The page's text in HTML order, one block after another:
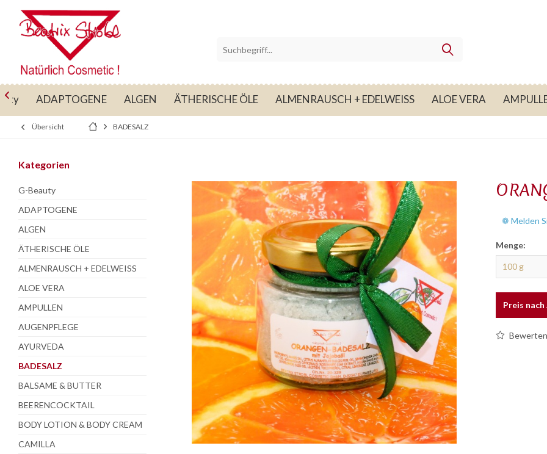
ADAPTOGENE ALGEN ÄTHERISCHE ÖLE ALMENRAUSCH + EDELWEISS ALOE VERA

Übersicht BADESALZ
Kategorien
G-Beauty
ADAPTOGENE
ALGEN
ÄTHERISCHE ÖLE
ALMENRAUSCH + EDELWEISS
ALOE VERA
AMPULLEN
AUGENPFLEGE
AYURVEDA
BADESALZ
BALSAME & BUTTER
BEERENCOCKTAIL
BODY LOTION & BODY CREAM
CAMILLA
❁ Melden
Menge:
Preis